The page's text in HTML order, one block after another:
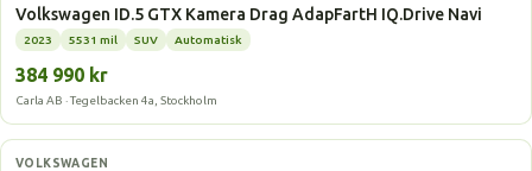
Volkswagen ID.5 GTX Kamera Drag AdapFartH IQ.Drive Navi
2023 5531 mil SUV Automatisk
384 990 kr
Carla AB · Tegelbacken 4a, Stockholm
Elbil
VOLKSWAGEN